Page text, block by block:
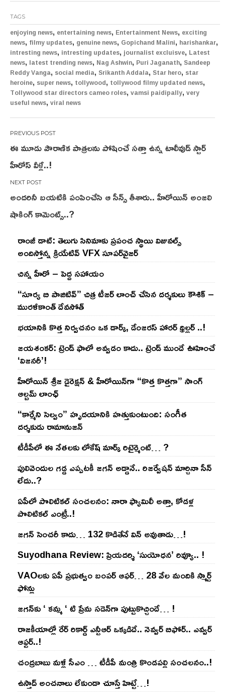
TAGS
enjoying news, entertaining news, Entertainment News, exciting
news, filmy updates, genuine news, Gopichand Malini, harishankar,
intresting news, intresting updates, journalist excluisve, Latest
news, latest trending news, Nag Ashwin, Puri Jaganath, Sandeep
Reddy Vanga, social media, Srikanth Addala, Star hero, star
heroine, super news, tollywood, tollywood filmy updated news,
Tollywood star directors cameo roles, vamsi paidipally, very
useful news, viral news
Post
navigation
ఈ మూడు పౌరాణిక పాత్రలను పోషించే సత్తా ఉన్న టాలీవుడ్ స్టార్
హీరోస్ వీళ్లే..!
అందరినీ బయటికి పంపించేసి ఆ సీన్స్ తీశారు.. హీరోయిన్ అంజలి
షాకింగ్ కామెంట్స్..?
రాంజీ డాట్: తెలుగు సినిమాకు ప్రపంచ స్థాయి విజువల్స్
అందిస్తోన్న క్రియేటివ్ VFX సూపర్‌వైజర్
చిన్న హీరో – పెద్ద సహాయం
“సూర్య బి పాజిటివ్” చిత్ర టీజర్ లాంచ్ చేసిన‌ దర్శకులు కౌశిక్ –
మురళీకాంత్ దేవసోత్
భయానికి కొత్త నిర్వచనం ఒక డార్క్, డేంజరస్ హారర్ థ్రిల్లర్ ..!
జయశంకర్: ట్రెండ్‌ ఫాలో అవ్వడం కాదు.. ట్రెండ్‌ ముందే ఊహించే
‘విజనరీ’!
హీరోయిన్ శ్రీజ డైరెక్ష‌న్ & హీరోయిన్‌గా “కొత్త కొత్తగా” సాంగ్
ఆల్బమ్ లాంఛ్
“కార్మేని సెల్వం” హృదయానికి హత్తుకుంటుంది: సంగీత
దర్శకుడు రామానుజన్
టీడీపీలో ఈ నేత‌ల‌కు లోకేష్ మార్క్ రిటైర్మెంట్‌… ?
పులివెందుల గ‌డ్డ ఎప్ప‌ట‌కీ జ‌గ‌న్ అడ్డానే.. రిజ‌ర్వేష‌న్ మార్చినా సీన్
లేదు..?
ఏపీలో పొలిటిక‌ల్ సంచ‌ల‌నం: నారా ఫ్యామిలీ అత్తా, కోడ‌ళ్ల
పొలిటికల్ ఎంట్రీ..!
జ‌గ‌న్ సెంచ‌రీ కాదు… 132 కొడితేనే విన్ అవుతాడు…!
Suyodhana Review: ప్రియదర్శి ‘సుయోధన’ రివ్యూ.. !
VAOల‌కు ఏపీ ప్ర‌భుత్వం బంప‌ర్ ఆఫ‌ర్‌… 28 వేల మందికి స్మార్ట్
ఫోన్లు
జ‌గ‌న్‌కు ‘ క‌మ్మ ‘ టి ప్రేమ స‌డెన్‌గా పుట్టుకొచ్చిందే… !
రాజ‌కీయాల్లో రేర్ రికార్డ్ ఎన్టీఆర్ ఒక్క‌డిదే.. నెవ్వ‌ర్ బిఫోర్‌.. ఎవ్వ‌ర్
ఆఫ్ట‌ర్‌..!
చంద్ర‌బాబు మ‌ళ్లీ సీఎం … టీడీపీ మంత్రి కొండ‌ప‌ల్లి సంచ‌ల‌నం..!
ఉస్తాద్ అంచ‌నాలు లేకుండా చూస్తే హిట్టే…!